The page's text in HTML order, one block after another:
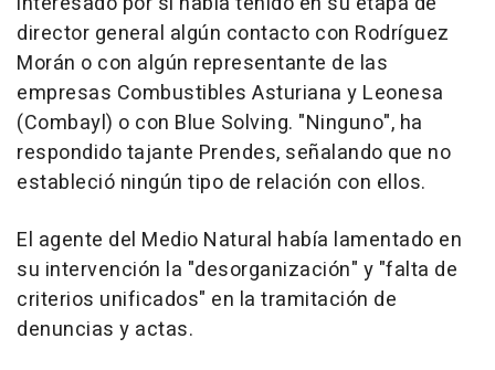
director general algún contacto con Rodríguez
Morán o con algún representante de las
empresas Combustibles Asturiana y Leonesa
(Combayl) o con Blue Solving. "Ninguno", ha
respondido tajante Prendes, señalando que no
estableció ningún tipo de relación con ellos.
El agente del Medio Natural había lamentado en
su intervención la "desorganización" y "falta de
criterios unificados" en la tramitación de
denuncias y actas.